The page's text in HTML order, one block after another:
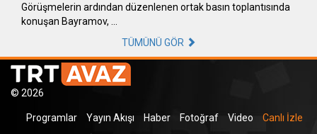
Görüşmelerin ardından düzenlenen ortak basın toplantısında
konuşan Bayramov, …
TÜMÜNÜ GÖR
© 2026
Programlar Yayın Akışı Haber Fotoğraf Video
Canlı İzle